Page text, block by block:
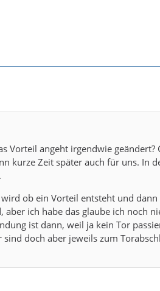
Vorteil angeht irgendwie geändert?
kurze Zeit später auch für uns. In
ob ein Vorteil entsteht und dann
ich habe das glaube ich noch
ist dann, weil ja kein Tor
doch aber jeweils zum